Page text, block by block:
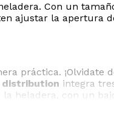
Con un
ajustar la apertura
práctica. ¡Olvidate
distribution integra
heladera, con un